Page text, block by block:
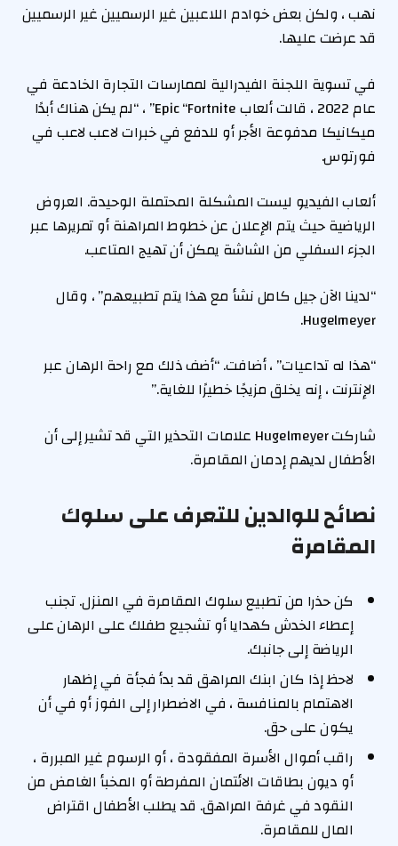
نهب ، ولكن بعض خوادم اللاعبين غير الرسميين غير الرسميين
قد عرضت عليها.
في تسوية اللجنة الفيدرالية لممارسات التجارة الخادعة في
عام 2022 ، قالت ألعاب Epic “Fortnite” ، “لم يكن هناك أبدًا
ميكانيكا مدفوعة الأجر أو للدفع في خبرات لاعب لاعب في
فورتوس.
ألعاب الفيديو ليست المشكلة المحتملة الوحيدة. العروض
الرياضية حيث يتم الإعلان عن خطوط المراهنة أو تمريرها عبر
الجزء السفلي من الشاشة يمكن أن تهيج المتاعب.
“لدينا الآن جيل كامل نشأ مع هذا يتم تطبيعهم” ، وقال
Hugelmeyer.
“هذا له تداعيات” ، أضافت. “أضف ذلك مع راحة الرهان عبر
الإنترنت ، إنه يخلق مزيجًا خطيرًا للغاية.”
شاركت Hugelmeyer علامات التحذير التي قد تشير إلى أن
الأطفال لديهم إدمان المقامرة.
نصائح للوالدين للتعرف على سلوك
المقامرة
كن حذرا من تطبيع سلوك المقامرة في المنزل. تجنب
إعطاء الخدش كهدايا أو تشجيع طفلك على الرهان على
الرياضة إلى جانبك.
لاحظ إذا كان ابنك المراهق قد بدأ فجأة في إظهار
الاهتمام بالمنافسة ، في الاضطرار إلى الفوز أو في أن
يكون على حق.
راقب أموال الأسرة المفقودة ، أو الرسوم غير المبررة ،
أو ديون بطاقات الائتمان المفرطة أو المخبأ الغامض من
النقود في غرفة المراهق. قد يطلب الأطفال اقتراض
المال للمقامرة.